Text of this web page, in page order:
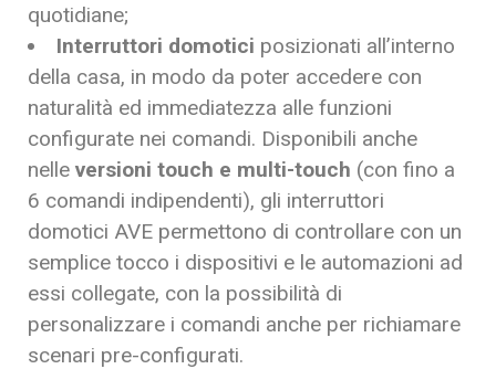
quotidiane;
Interruttori domotici posizionati all’interno
della casa, in modo da poter accedere con
naturalità ed immediatezza alle funzioni
configurate nei comandi. Disponibili anche
nelle versioni touch e multi-touch (con fino a
6 comandi indipendenti), gli interruttori
domotici AVE permettono di controllare con un
semplice tocco i dispositivi e le automazioni ad
essi collegate, con la possibilità di
personalizzare i comandi anche per richiamare
scenari pre-configurati.